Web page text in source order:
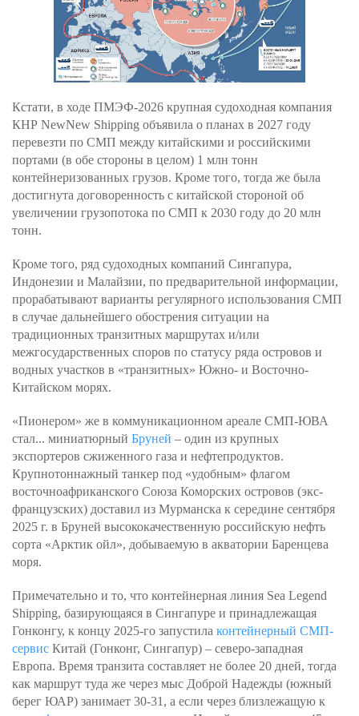
Кстати, в ходе ПМЭФ-2026 крупная судоходная компания
КНР NewNew Shipping объявила о планах в 2027 году
перевезти по СМП между китайскими и российскими
портами (в обе стороны в целом) 1 млн тонн
контейнеризованных грузов. Кроме того, тогда же была
достигнута договоренность с китайской стороной об
увеличении грузопотока по СМП к 2030 году до 20 млн
тонн.
Кроме того, ряд судоходных компаний Сингапура,
Индонезии и Малайзии, по предварительной информации,
прорабатывают варианты регулярного использования СМП
в случае дальнейшего обострения ситуации на
традиционных транзитных маршрутах и/или
межгосударственных споров по статусу ряда островов и
водных участков в «транзитных» Южно- и Восточно-
Китайском морях.
«Пионером» же в коммуникационном ареале СМП-ЮВА
стал... миниатюрный Бруней – один из крупных
экспортеров сжиженного газа и нефтепродуктов.
Крупнотоннажный танкер под «удобным» флагом
восточноафриканского Союза Коморских островов (экс-
французских) доставил из Мурманска к середине сентября
2025 г. в Бруней высококачественную российскую нефть
сорта «Арктик ойл», добываемую в акватории Баренцева
моря.
Примечательно и то, что контейнерная линия Sea Legend
Shipping, базирующаяся в Сингапуре и принадлежащая
Гонконгу, к концу 2025-го запустила контейнерный СМП-
сервис Китай (Гонконг, Сингапур) – северо-западная
Европа. Время транзита составляет не более 20 дней, тогда
как маршрут туда же через мыс Доброй Надежды (южный
берег ЮАР) занимает 30-31, а если через близлежащую к